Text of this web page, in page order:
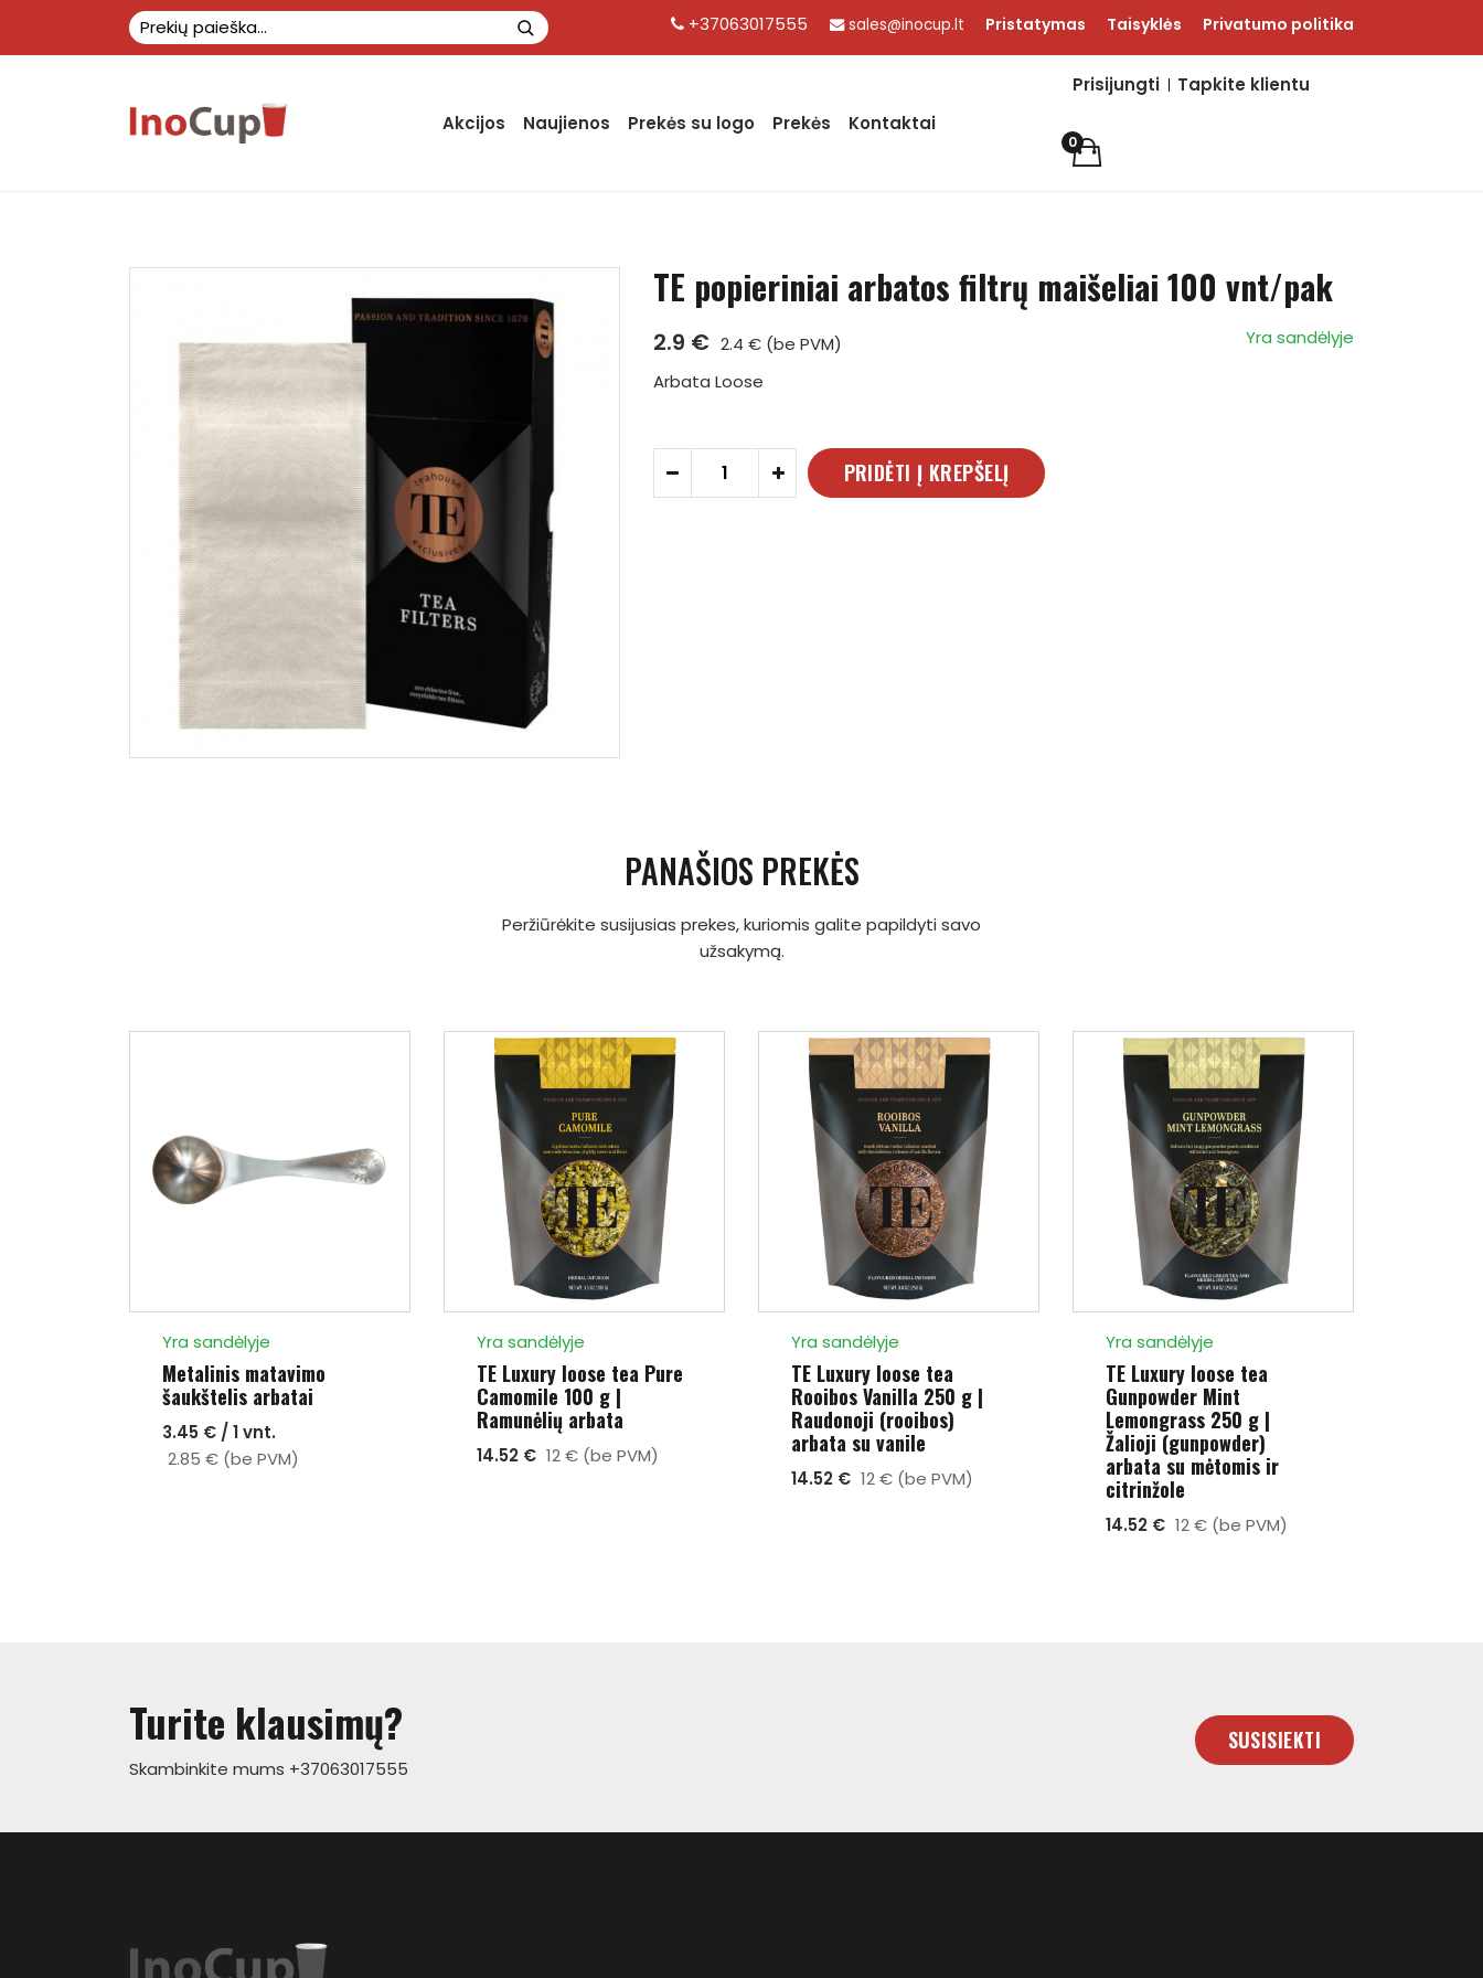
+37063017555 sales@inocup.lt Pristatymas Taisyklės Privatumo politika
Akcijos Naujienos Prekės su logo Prekės Kontaktai
Prisijungti Tapkite klientu
0
TE popieriniai arbatos filtrų maišeliai 100 vnt/pak
2.9 € 2.4 € (be PVM)
Yra sandėlyje
Arbata Loose
- + PRIDĖTI Į KREPŠELĮ
PANAŠIOS PREKĖS
Peržiūrėkite susijusias prekes, kuriomis galite papildyti savo
užsakymą.
Yra sandėlyje
Metalinis matavimo
šaukštelis arbatai
3.45 € / 1 vnt.
2.85 € (be PVM)
Yra sandėlyje
TE Luxury loose tea Pure
Camomile 100 g |
Ramunėlių arbata
14.52 € 12 € (be PVM)
Yra sandėlyje
TE Luxury loose tea
Rooibos Vanilla 250 g |
Raudonoji (rooibos)
arbata su vanile
14.52 € 12 € (be PVM)
Yra sandėlyje
TE Luxury loose tea
Gunpowder Mint
Lemongrass 250 g |
Žalioji (gunpowder)
arbata su mėtomis ir
citrinžole
14.52 € 12 € (be PVM)
Turite klausimų?
Skambinkite mums +37063017555
SUSISIEKTI